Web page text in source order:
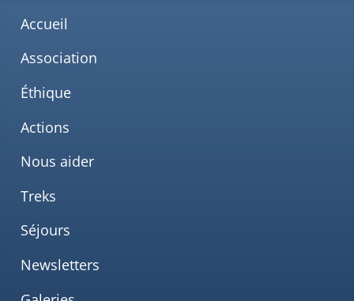
Accueil
Association
Éthique
Actions
Nous aider
Treks
Séjours
Newsletters